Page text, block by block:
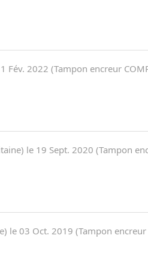
Fév. 2022 (Tampon encreur
le 19 Sept. 2020 (Tampon
le 03 Oct. 2019 (Tampon encreur